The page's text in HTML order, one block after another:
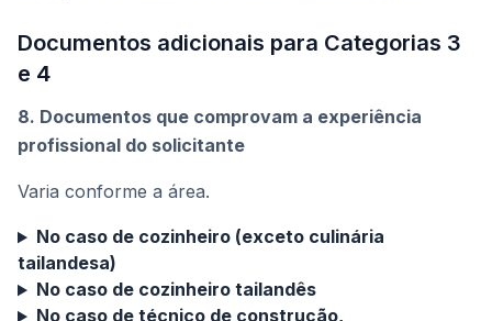
Documentos adicionais para Categorias 3
e 4
8. Documentos que comprovam a experiência
profissional do solicitante
Varia conforme a área.
No caso de cozinheiro (exceto culinária
tailandesa)
No caso de cozinheiro tailandês
No caso de técnico de construção,